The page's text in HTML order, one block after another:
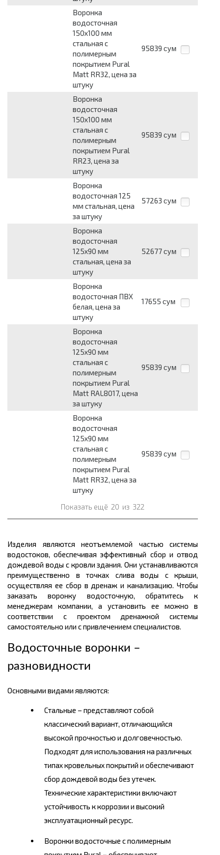
Воронка
водосточная
150х100 мм
стальная с
полимерным
покрытием Pural
Matt RR32, цена за
штуку
95839 сум
Воронка
водосточная
150х100 мм
стальная с
полимерным
покрытием Pural
RR23, цена за
штуку
95839 сум
Воронка
водосточная 125
мм стальная, цена
за штуку
57263 сум
Воронка
водосточная
125x90 мм
стальная, цена за
штуку
52677 сум
Воронка
водосточная ПВХ
белая, цена за
штуку
17655 сум
Воронка
водосточная
125х90 мм
стальная с
полимерным
покрытием Pural
Matt RAL8017, цена
за штуку
95839 сум
Воронка
водосточная
125х90 мм
стальная с
полимерным
покрытием Pural
Matt RR32, цена за
штуку
95839 сум
Показать ещё 20 из 322
Изделия являются неотъемлемой частью системы
водостоков, обеспечивая эффективный сбор и отвод
дождевой воды с кровли здания. Они устанавливаются
преимущественно в точках слива воды с крыши,
осуществляя ее сбор в дренаж и канализацию. Чтобы
заказать воронку водосточную, обратитесь к
менеджерам компании, а установить ее можно в
соответствии с проектом дренажной системы
самостоятельно или с привлечением специалистов.
Водосточные воронки –
разновидности
Основными видами являются:
Стальные – представляют собой
классический вариант, отличающийся
высокой прочностью и долговечностью.
Подходят для использования на различных
типах кровельных покрытий и обеспечивают
сбор дождевой воды без утечек.
Технические характеристики включают
устойчивость к коррозии и высокий
эксплуатационный ресурс.
Воронки водосточные с полимерным